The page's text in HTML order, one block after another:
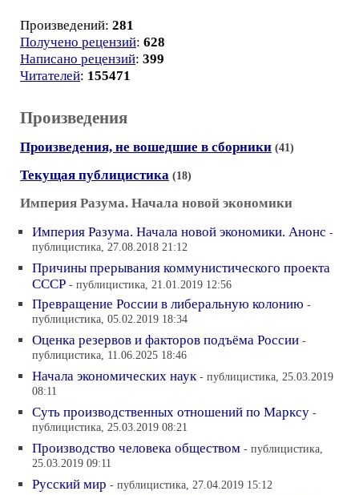
Произведений: 281
Получено рецензий: 628
Написано рецензий: 399
Читателей: 155471
Произведения
Произведения, не вошедшие в сборники (41)
Текущая публицистика (18)
Империя Разума. Начала новой экономики
Империя Разума. Начала новой экономики. Анонс -
публицистика, 27.08.2018 21:12
Причины прерывания коммунистического проекта
СССР - публицистика, 21.01.2019 12:56
Превращение России в либеральную колонию -
публицистика, 05.02.2019 18:34
Оценка резервов и факторов подъёма России -
публицистика, 11.06.2025 18:46
Начала экономических наук - публицистика, 25.03.2019
08:11
Суть производственных отношений по Марксу -
публицистика, 25.03.2019 08:21
Производство человека обществом - публицистика,
25.03.2019 09:11
Русский мир - публицистика, 27.04.2019 15:12